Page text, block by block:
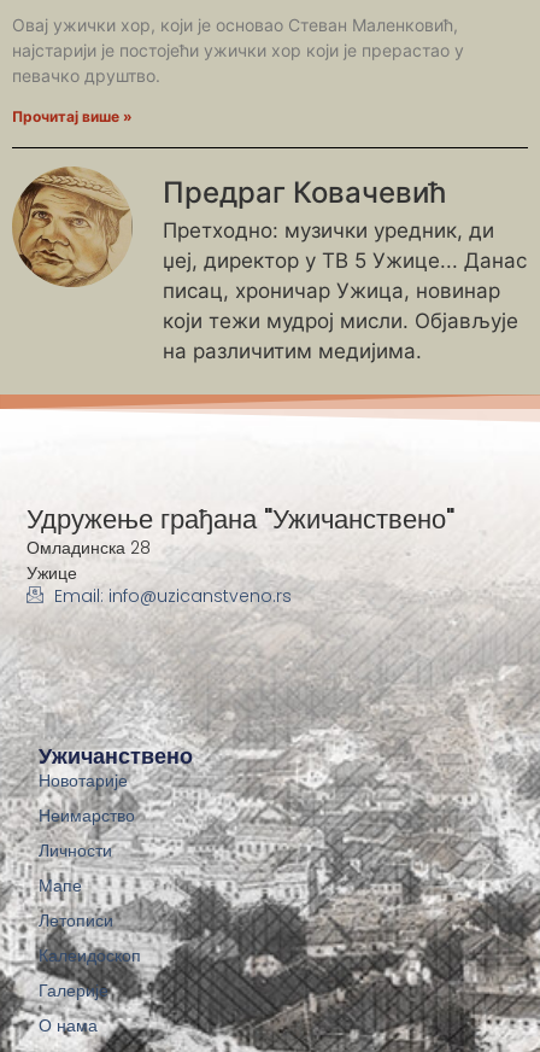
Овај ужички хор, који је основао Стеван Маленковић,
најстарији је постојећи ужички хор који је прерастао у
певачко друштво.
Прочитај више »
Предраг Ковачевић
Претходно: музички уредник, ди
џеј, директор у ТВ 5 Ужице... Данас
писац, хроничар Ужица, новинар
који тежи мудрој мисли. Објављује
на различитим медијима.
Ужичанствено
Новотарије
Неимарство
Личности
Мапе
Летописи
Калеидоскоп
Галерије
О нама
Удружење грађана "Ужичанствено"
Омладинска 28
Ужице
Email: info@uzicanstveno.rs